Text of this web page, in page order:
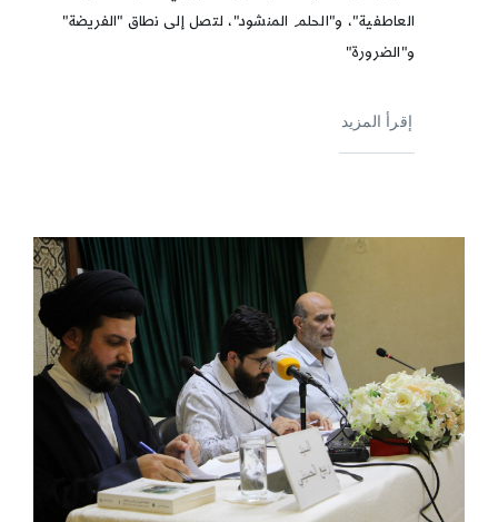
العاطفية"، و"الحلم المنشود"، لتصل إلى نطاق "الفريضة"
و"الضرورة"
إقرأ المزيد